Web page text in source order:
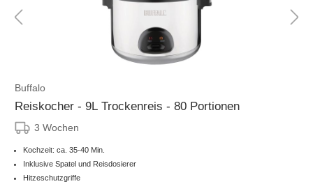
Buffalo
Reiskocher - 9L Trockenreis - 80 Portionen
3 Wochen
Kochzeit: ca. 35-40 Min.
Inklusive Spatel und Reisdosierer
Hitzeschutzgriffe